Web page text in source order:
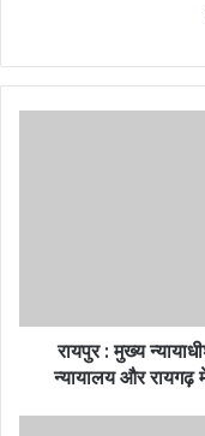
रायपुर : मुख्य
न्यायालय और रायगढ़